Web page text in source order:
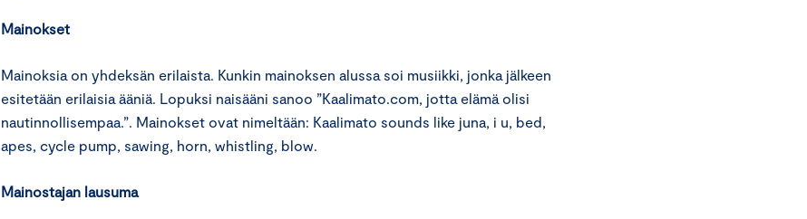
Mainokset
Mainoksia on yhdeksän erilaista. Kunkin mainoksen alussa soi musiikki, jonka jälkeen
esitetään erilaisia ääniä. Lopuksi naisääni sanoo ”Kaalimato.com, jotta elämä olisi
nautinnollisempaa.”. Mainokset ovat nimeltään: Kaalimato sounds like juna, i u, bed,
apes, cycle pump, sawing, horn, whistling, blow.
Mainostajan lausuma